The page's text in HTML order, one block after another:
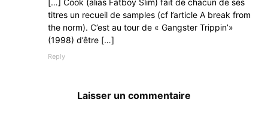
titres un recueil de samples (cf l’article A break from
the norm). C’est au tour de « Gangster Trippin’»
(1998) d’être […]
Reply
Laisser un commentaire